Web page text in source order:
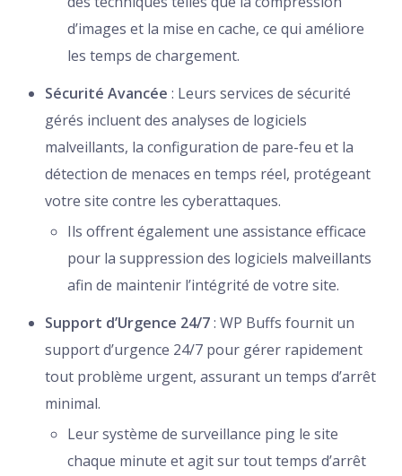
d’images et la mise en cache, ce qui améliore
les temps de chargement.
Sécurité Avancée : Leurs services de sécurité
gérés incluent des analyses de logiciels
malveillants, la configuration de pare-feu et la
détection de menaces en temps réel, protégeant
votre site contre les cyberattaques.
Ils offrent également une assistance efficace
pour la suppression des logiciels malveillants
afin de maintenir l’intégrité de votre site.
Support d’Urgence 24/7: WP Buffs fournit un
support d’urgence 24/7 pour gérer rapidement
tout problème urgent, assurant un temps d’arrêt
minimal.
Leur système de surveillance ping le site
chaque minute et agit sur tout temps d’arrêt